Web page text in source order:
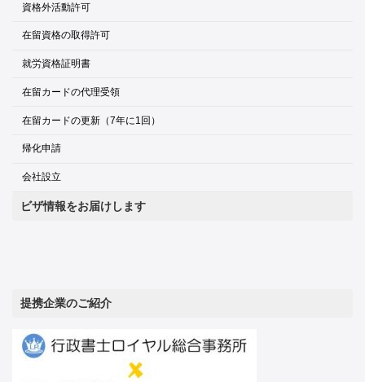
資格外活動許可
在留資格の取得許可
就労資格証明書
在留カードの代理受領
在留カードの更新（7年に1回）
帰化申請
会社設立
ビザ情報をお届けします
提携企業のご紹介